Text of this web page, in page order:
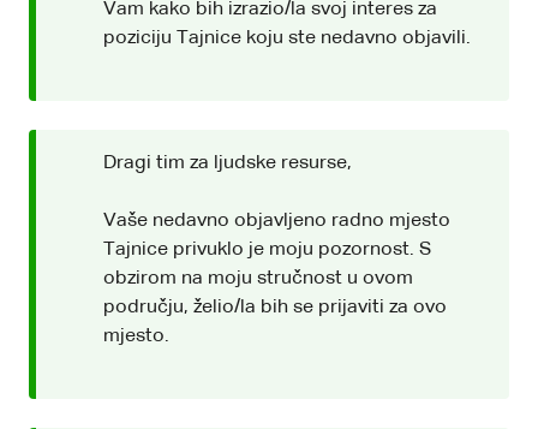
Vam kako bih izrazio/la svoj interes za
poziciju Tajnice koju ste nedavno objavili.
Dragi tim za ljudske resurse,
Vaše nedavno objavljeno radno mjesto
Tajnice privuklo je moju pozornost. S
obzirom na moju stručnost u ovom
području, želio/la bih se prijaviti za ovo
mjesto.